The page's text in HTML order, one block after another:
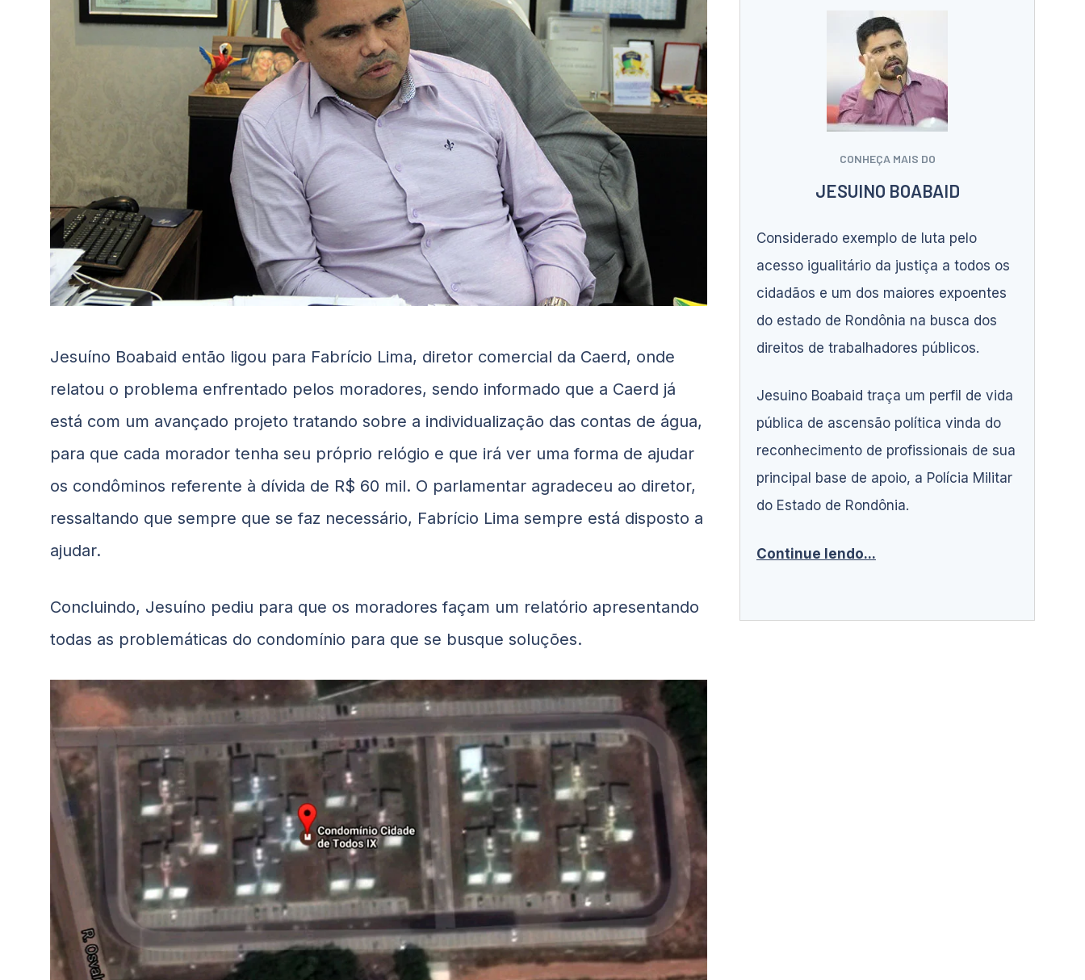
Jesuíno Boabaid então ligou para Fabrício Lima, diretor comercial da Caerd, onde
relatou o problema enfrentado pelos moradores, sendo informado que a Caerd já
está com um avançado projeto tratando sobre a individualização das contas de água,
para que cada morador tenha seu próprio relógio e que irá ver uma forma de ajudar
os condôminos referente à dívida de R$ 60 mil. O parlamentar agradeceu ao diretor,
ressaltando que sempre que se faz necessário, Fabrício Lima sempre está disposto a
ajudar.
Concluindo, Jesuíno pediu para que os moradores façam um relatório apresentando
todas as problemáticas do condomínio para que se busque soluções.
CONHEÇA MAIS DO
JESUINO BOABAID
Considerado exemplo de luta pelo
acesso igualitário da justiça a todos os
cidadãos e um dos maiores expoentes
do estado de Rondônia na busca dos
direitos de trabalhadores públicos.
Jesuino Boabaid traça um perfil de vida
pública de ascensão política vinda do
reconhecimento de profissionais de sua
principal base de apoio, a Polícia Militar
do Estado de Rondônia.
Continue lendo...